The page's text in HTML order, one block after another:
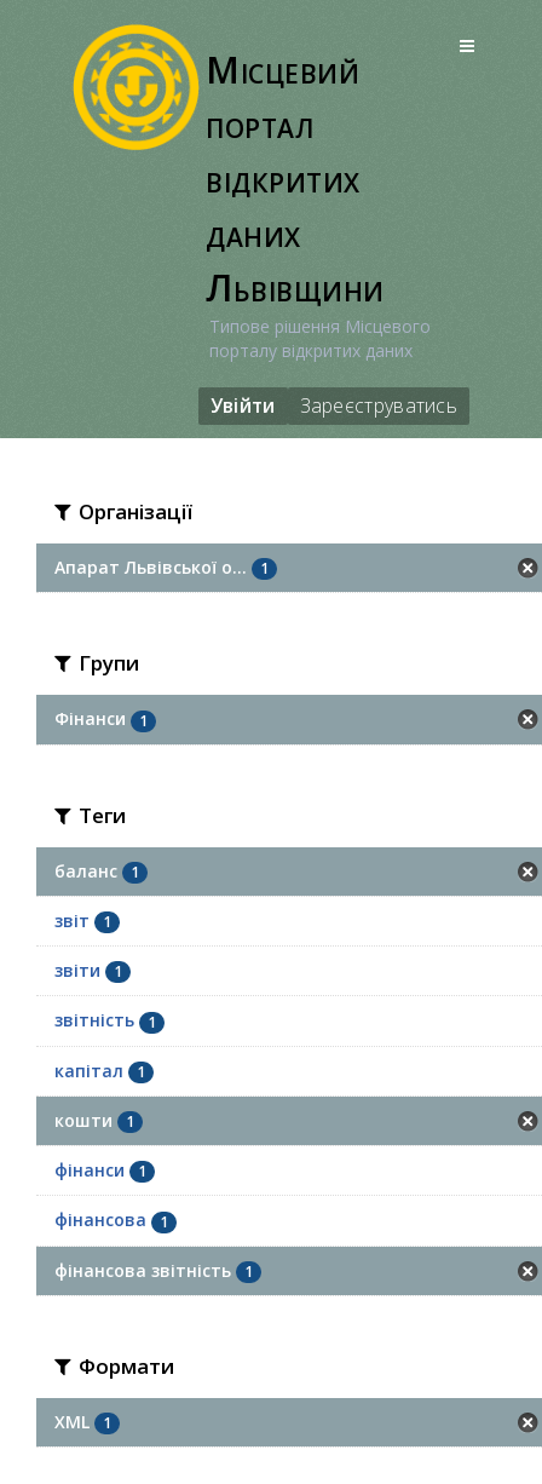
Місцевий
портал
відкритих
даних
Львівщини
Типове рішення Місцевого
порталу відкритих даних
Увійти Зареєструватись
Організації
Апарат Львівської о... 1
Групи
Фінанси 1
Теги
баланс 1
звіт 1
звіти 1
звітність 1
капітал 1
кошти 1
фінанси 1
фінансова 1
фінансова звітність 1
Формати
XML 1